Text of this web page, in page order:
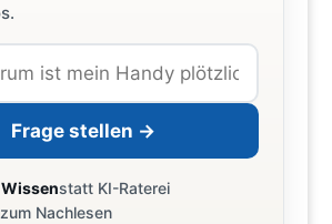
Frage stellen →
statt KI-Raterei
zum Nachlesen